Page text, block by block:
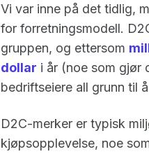
Vi var inne på det tidlig,
for forretningsmodell.
gruppen, og ettersom
dollar i år (noe som gjør
bedriftseiere all grunn til
D2C-merker er typisk
kjøpsopplevelse, noe